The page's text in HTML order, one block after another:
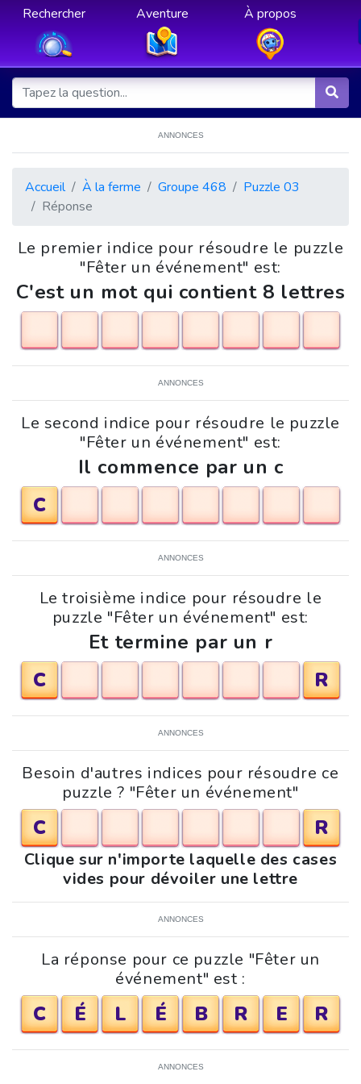
Rechercher Aventure À propos
ANNONCES
Accueil À la ferme Groupe 468
Puzzle 03
Réponse
Le premier indice pour résoudre le puzzle
"Fêter un événement" est:
C'est un mot qui contient 8 lettres
ANNONCES
Le second indice pour résoudre le puzzle
"Fêter un événement" est:
Il commence par un c
C
ANNONCES
Le troisième indice pour résoudre le
puzzle "Fêter un événement" est:
Et termine par un r
C
R
ANNONCES
Besoin d'autres indices pour résoudre ce
puzzle ? "Fêter un événement"
C R
Clique sur n'importe laquelle des cases
vides pour dévoiler une lettre
ANNONCES
La réponse pour ce puzzle "Fêter un
événement" est :
C É L É B R E R
ANNONCES